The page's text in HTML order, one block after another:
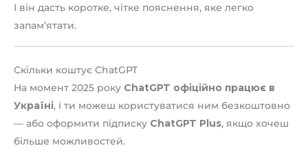
І він дасть коротке, чітке пояснення, яке легко
запам’ятати.
Скільки коштує ChatGPT
На момент 2025 року ChatGPT офіційно працює в
Україні, і ти можеш користуватися ним безкоштовно
— або оформити підписку ChatGPT Plus, якщо хочеш
більше можливостей.